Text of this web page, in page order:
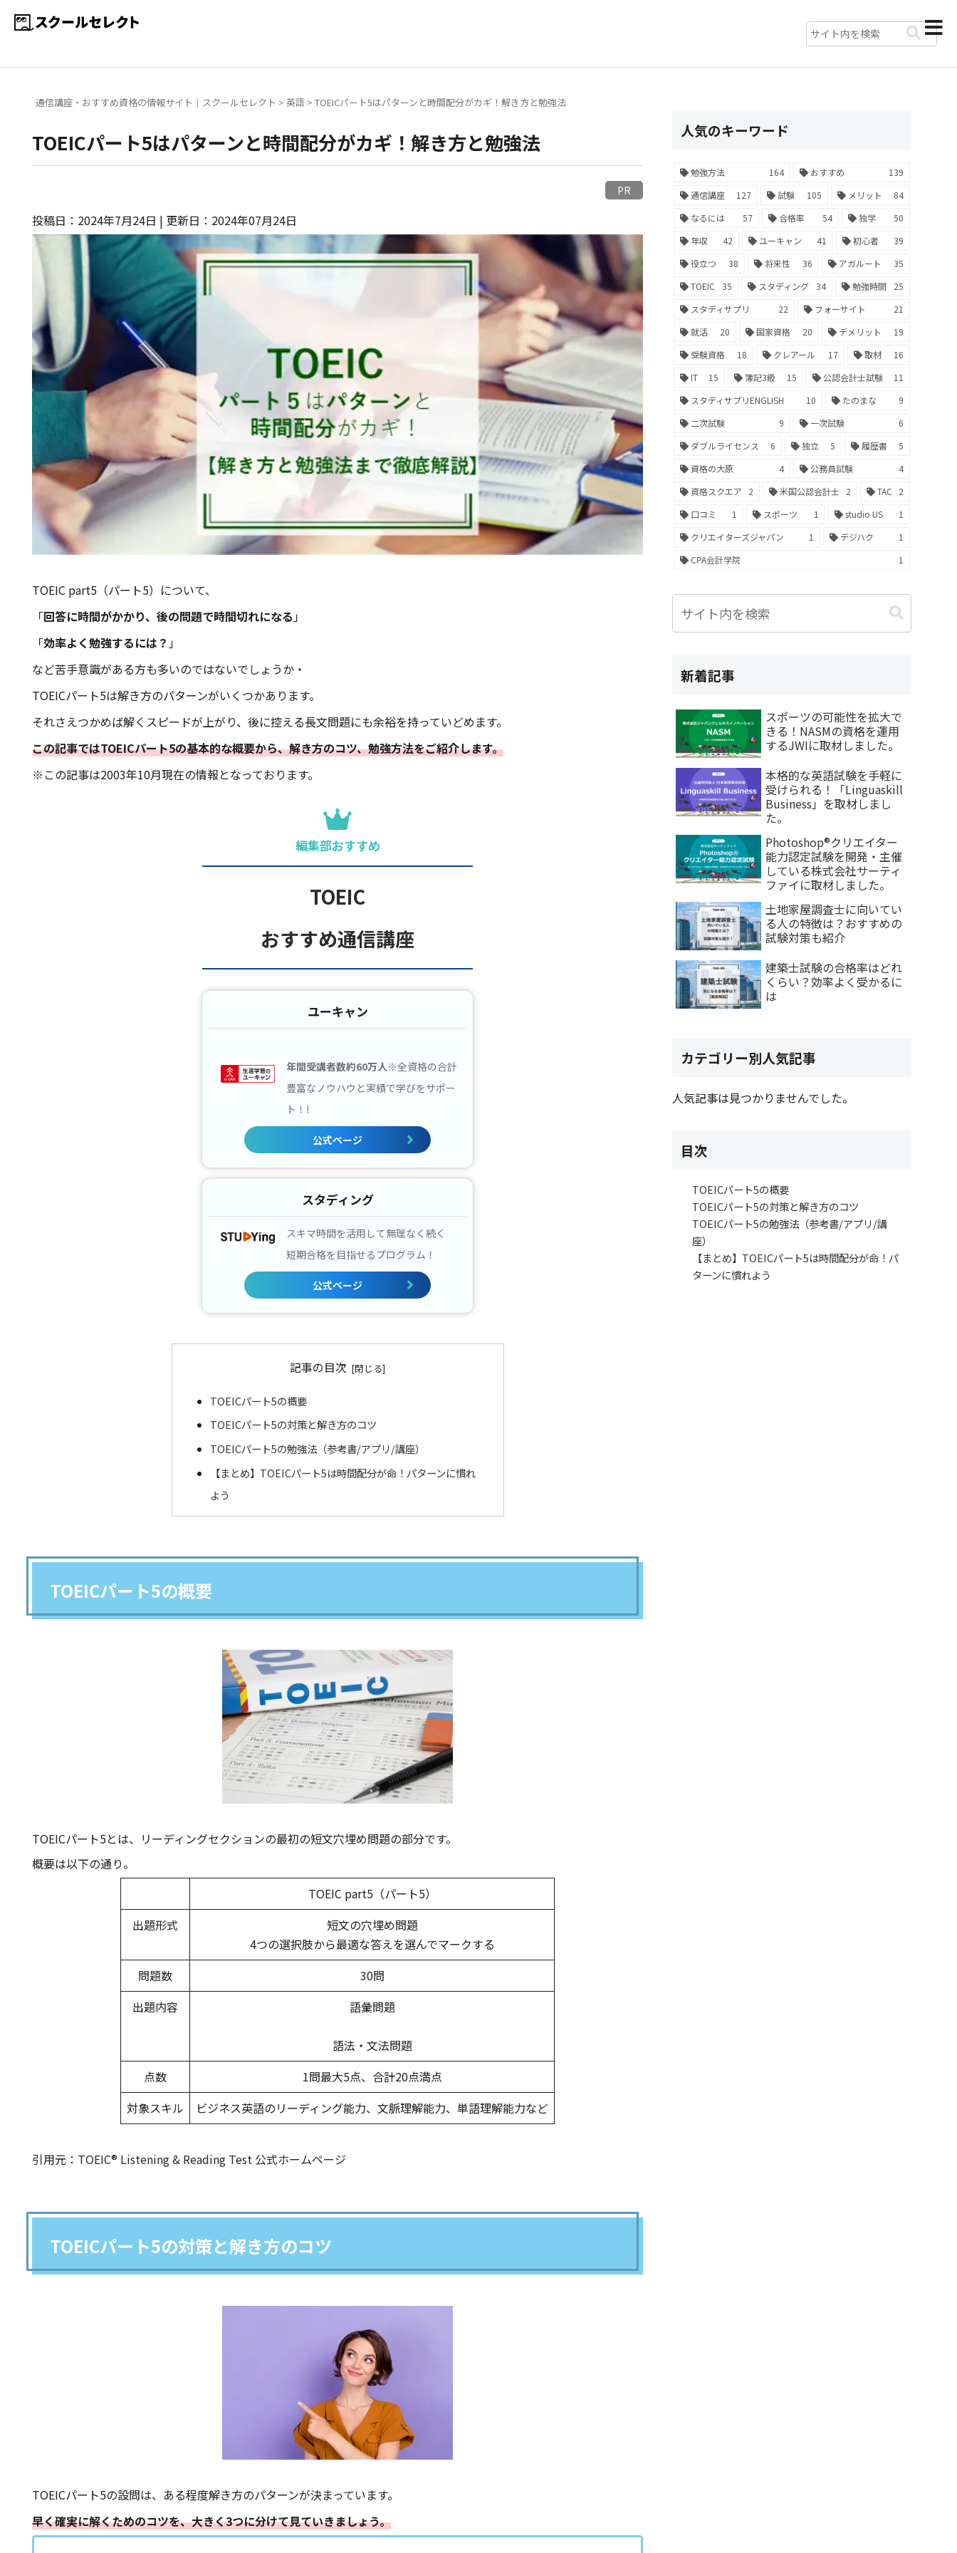
通信講座・おすすめ資格の情報サイト｜スクールセレクト >英語 >TOEICパート5はパターンと時間配分がカギ！解き方と勉強法
TOEICパート5はパターンと時間配分がカギ！解き方と勉強法
PR
投稿日：2024年7月24日 | 更新日：2024年07月24日
TOEIC part5（パート5）について、
「回答に時間がかかり、後の問題で時間切れになる」
「効率よく勉強するには？ 」
など苦手意識がある方も多いのではないでしょうか・
TOEICパート5は解き方のパターンがいくつかあります。
それさえつかめば解くスピードが上がり、後に控える長文問題にも余裕を持っていどめます。
この記事ではTOEICパート5の基本的な概要から、解き方のコツ、勉強方法をご紹介します。
※この記事は2003年10月現在の情報となっております。
編集部おすすめ
TOEIC
おすすめ通信講座
ユーキャン
年間受講者数約60万人※全資格の合計
豊富なノウハウと実績で学びをサポー
ト！!
公式ページ
スタディング
スキマ時間を活用して無理なく続く
短期合格を目指せるプログラム！
公式ページ
記事の目次
TOEICパート5の概要
TOEICパート5の対策と解き方のコツ
TOEICパート5の勉強法（参考書/アプリ/講座）
【まとめ】TOEICパート5は時間配分が命！パターンに慣れ
よう
TOEICパート5の概要
TOEICパート5とは、リーディングセクションの最初の短文穴埋め問題の部分です。
概要は以下の通り。
TOEIC part5（パート5）
出題形式
短文の穴埋め問題
4つの選択肢から最適な答えを選んでマークする
問題数
30問
出題内容
語彙問題
語法・文法問題
点数
1問最大5点、合計20点満点
対象スキル
ビジネス英語のリーディング能力、文脈理解能力、単語理解能力など
引用元： TOEIC® Listening & Reading Test 公式ホームページ
TOEICパート5の対策と解き方のコツ
TOEICパート5の設問は、ある程度解き方のパターンが決まっています。
早く確実に解くためのコツを、大きく3つに分けて見ていきましょう。
人気のキーワード
勉強方法 164 おすすめ
139
通信講座
127 試験 105 メリット
84
なるには
57 合格率 54 独学
50
年収
42 ユーキャン 41 初心者
39
役立つ
38 将来性 36 アガルート
35
TOEIC
35 スタディング 34 勉強時間
25
スタディサプリ
22 フォーサイト
21
就活
20 国家資格 20 デメリット
19
受験資格
18 クレアール 17 取材
16
IT
15 簿記3級 15 公認会計士試験
11
スタディサプリENGLISH
10 たのまな
9
二次試験
9 一次試験
6
ダブルライセンス
6 独立 5 履歴書
5
資格の大原
4 公務員試験
4
資格スクエア
2 米国公認会計士 2 TAC
2
口コミ
1 スポーツ 1 studio US
1
クリエイターズジャパン
1 デジハク
1
CPA会計学院
1
新着記事
スポーツの可能性を拡大で
きる！NASMの資格を運用
するJWIに取材しました。
本格的な英語試験を手軽に
受けられる！「Linguaskill
Business」を取材しまし
た。
Photoshop®クリエイター
能力認定試験を開発・主催
している株式会社サーティ
ファイに取材しました。
土地家屋調査士に向いてい
る人の特徴は？おすすめの
試験対策も紹介
建築士試験の合格率はどれ
くらい？効率よく受かるに
は
カテゴリー別人気記事
人気記事は見つかりませんでした。
目次
TOEICパート5の概要
TOEICパート5の対策と解き方のコツ
TOEICパート5の勉強法（参考書/アプリ/講
座）
【まとめ】TOEICパート5は時間配分が命！パ
ターンに慣れよう